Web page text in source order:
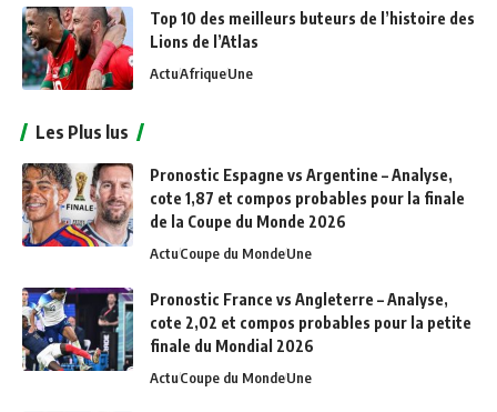
Top 10 des meilleurs buteurs de l’histoire des
Lions de l’Atlas
ActuAfriqueUne
Les Plus lus
Pronostic Espagne vs Argentine – Analyse,
cote 1,87 et compos probables pour la finale
de la Coupe du Monde 2026
ActuCoupe du MondeUne
Pronostic France vs Angleterre – Analyse,
cote 2,02 et compos probables pour la petite
finale du Mondial 2026
ActuCoupe du MondeUne